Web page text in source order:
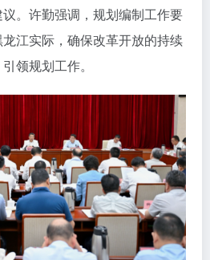
。许勤强调，规划编制工作要
江实际，确保改革开放的持续
领规划工作。